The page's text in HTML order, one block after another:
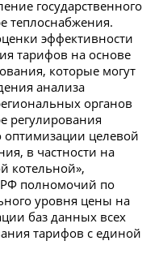
государственного
теплоснабжения.
эффективности
тарифов на основе
которые могут
анализа
органов
регулирования
целевой
в частности на
котельной»,
РФ полномочий по
уровня цены на
баз данных всех
тарифов с единой